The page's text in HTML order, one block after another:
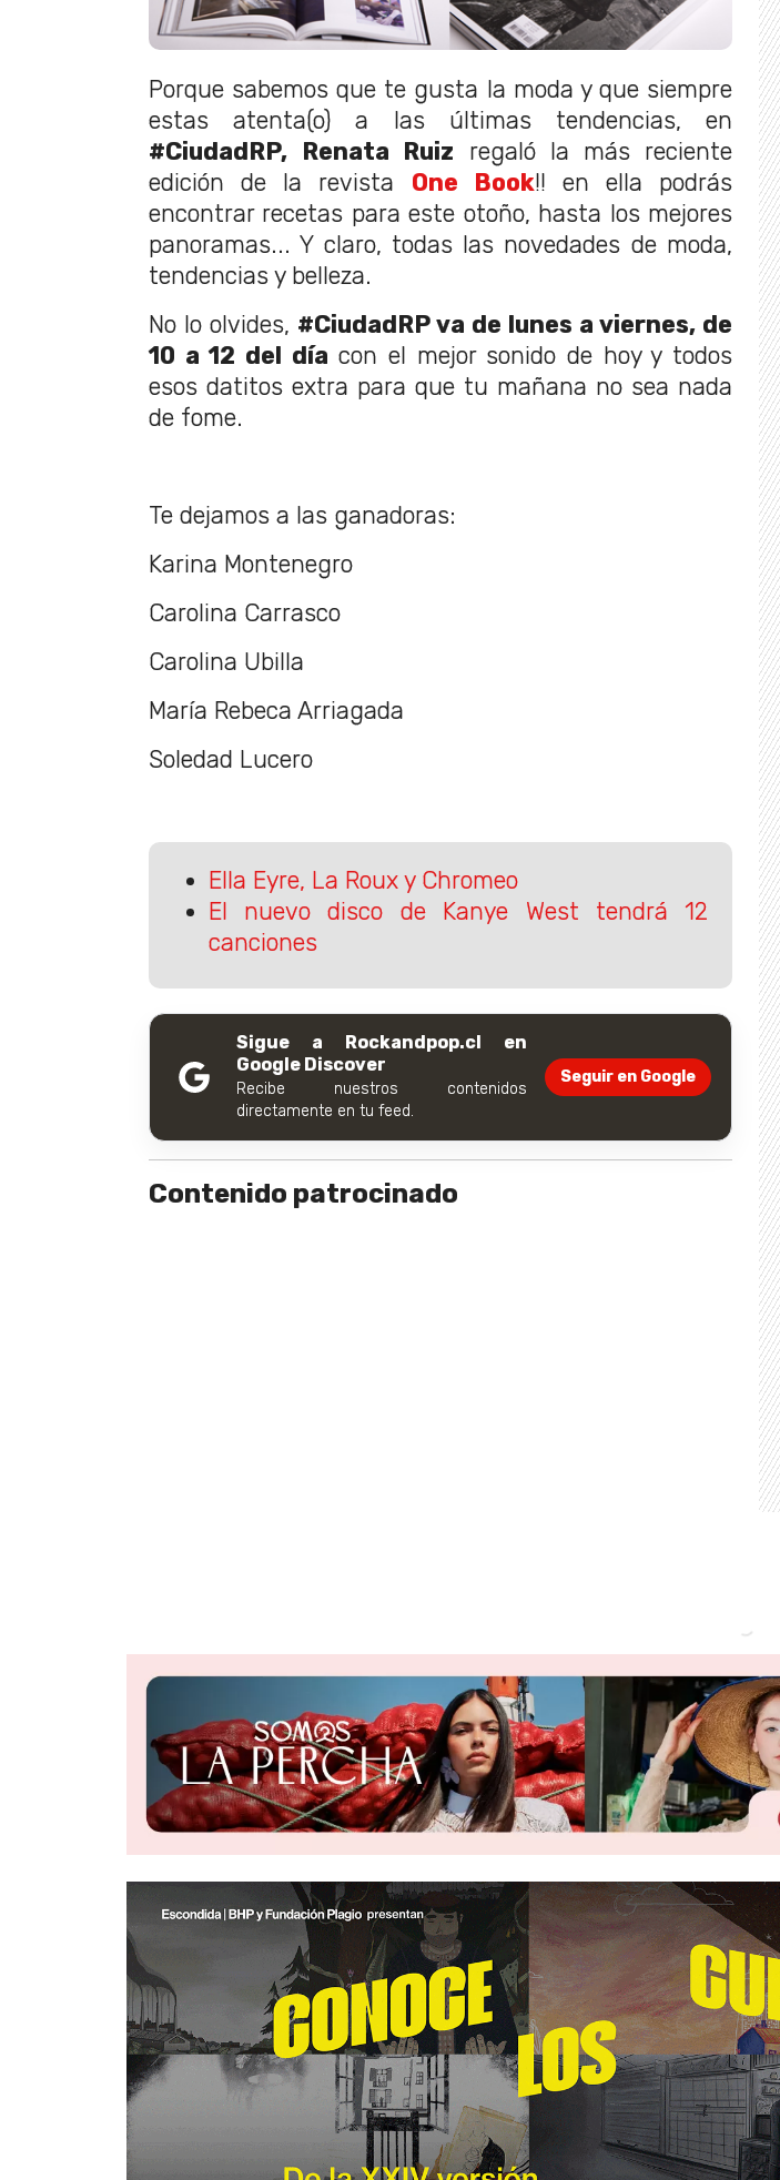
Porque sabemos que te gusta la moda y que siempre
estas atenta(o) a las últimas tendencias, en
#CiudadRP, Renata Ruiz regaló la más reciente
edición de la revista One Book!! en ella podrás
encontrar recetas para este otoño, hasta los mejores
panoramas... Y claro, todas las novedades de moda,
tendencias y belleza.
No lo olvides, #CiudadRP va de lunes a viernes, de
10 a 12 del día con el mejor sonido de hoy y todos
esos datitos extra para que tu mañana no sea nada
de fome.
Te dejamos a las ganadoras:
Karina Montenegro
Carolina Carrasco
Carolina Ubilla
María Rebeca Arriagada
Soledad Lucero
Ella Eyre, La Roux y Chromeo
El nuevo disco de Kanye West tendrá 12
canciones
Sigue a Rockandpop.cl en
Google Discover
Recibe nuestros contenidos
directamente en tu feed.
Seguir en Google
Contenido patrocinado